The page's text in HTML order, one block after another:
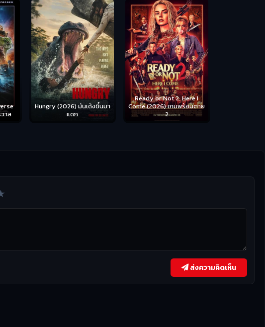
าล
Hungry (2026) มันเด้งขึ้นมา
แดก
Ready or Not 2: Here I
Come (2026) เกมพร้อมตาย
2
ส่งความคิดเห็น